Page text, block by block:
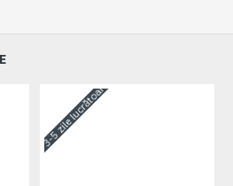
3-5 zile lucrătoare